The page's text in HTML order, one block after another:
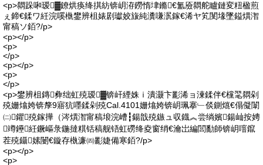
<p>閷跺啝瑷▓鐐烘痪绛掑紡锛岄洊鐒惰垏鏅€氳厱閷舵矑鏈変粈楹煎
ぇ鍗€鍒ワ紝浣嗘槸鐢辨柤婊剧瓛姣旇純瀵嗛泦鎵€浠ヤ笂閺堟墜鎰熼潪
甯稿ソ銆?/p>
<p></p>
<p>
</p>
<p></p>
<p>
</p>
<p>鐢辨柤鏄彜绌虹殑瑷▓锛屽緸姝ｉ潰灏卞彲浠ョ湅鍒伴€欓毣閷剁
殑姗熻姱锛孷9寤犺嚜鍒剁殑Cal.4101姗熻姱锛岄珮搴﹂倓鍘熴€傝儗闈
㈡鑺殑鎵撶（涔熼潪甯稿埌浣嶆┇鍚戠殑鏃ュ収鐡︽尝绱嬪鍚屾按娉
竴鑸紝鐝嶇彔鍦撻粸铦稿舰铻虹磱绛夌窗绡€瀹岀編閭勫師锛岄噾鑹
茬殑鑷嫊闄€鏇存槸濂㈣彲婕備寒銆?/p>
<p></p>
<p>